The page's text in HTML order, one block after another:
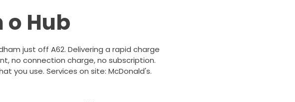
o Hub
just off A62. Delivering a rapid charge
no connection charge, no subscription.
you use. Services on site: McDonald's.